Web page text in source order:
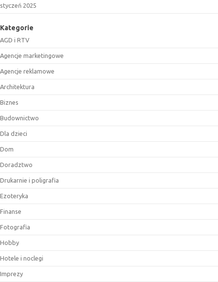
styczeń 2025
Kategorie
AGD i RTV
Agencje marketingowe
Agencje reklamowe
Architektura
Biznes
Budownictwo
Dla dzieci
Dom
Doradztwo
Drukarnie i poligrafia
Ezoteryka
Finanse
Fotografia
Hobby
Hotele i noclegi
Imprezy